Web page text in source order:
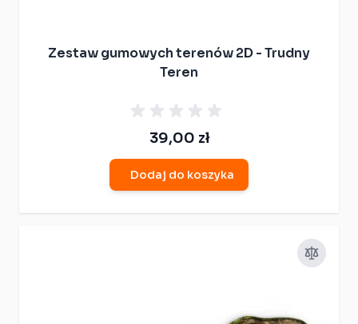
Zestaw gumowych terenów 2D - Trudny
Teren
39,00 zł
Dodaj do koszyka